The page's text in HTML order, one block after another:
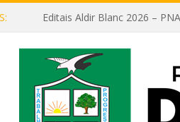
Editais Aldir Blanc 2026 –